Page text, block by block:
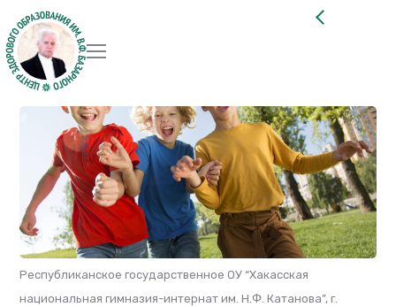
Республиканское государственное ОУ “Хакасская
национальная гимназия-интернат им. Н.Ф. Катанова”, г.